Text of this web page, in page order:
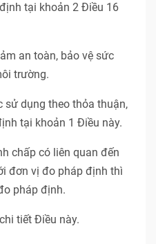
tại khoản 2 Điều 16
an toàn, bảo vệ sức
trường.
dụng theo thỏa thuận,
tại khoản 1 Điều này.
chấp có liên quan đến
đơn vị đo pháp định thì
pháp định.
tiết Điều này.